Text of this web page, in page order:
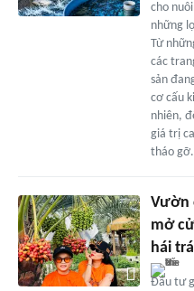
cho
những
Từ
các
sản
cơ cấu
nhiên,
giá trị
tháo gỡ.
Vườn
mở
hái
Đầu tư